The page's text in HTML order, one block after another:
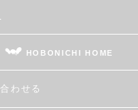
HOBONICHI HOME
わせる